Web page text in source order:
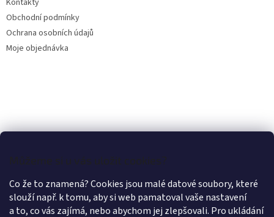
Můžeme si u vás uložit cookies?
Co že to znamená? Cookies jsou malé datové soubory, které
slouží např. k tomu, aby si web pamatoval vaše nastavení
a to, co vás zajímá, nebo abychom jej zlepšovali. Pro ukládání
Kontakty
Obchodní podmínky
Ochrana osobních údajů
Moje objednávka